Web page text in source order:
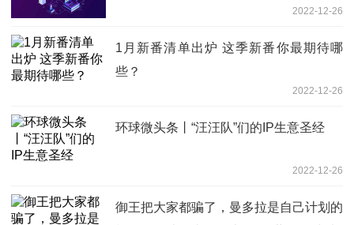
2022-12-26
1月新番清单出炉 这季新番你最期待哪
些？
2022-12-26
环球微头条丨“汪汪队”们的IP生意圣经
2022-12-26
御王把大家都骗了，曼多拉是自己计划的